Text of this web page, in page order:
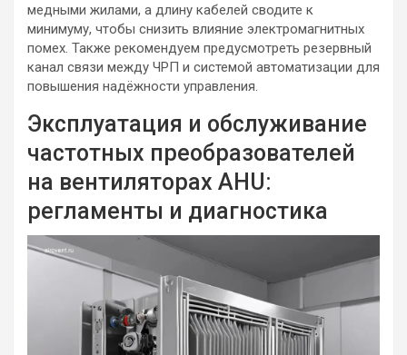
медными жилами, а длину кабелей сводите к
минимуму, чтобы снизить влияние электромагнитных
помех. Также рекомендуем предусмотреть резервный
канал связи между ЧРП и системой автоматизации для
повышения надёжности управления.
Эксплуатация и обслуживание
частотных преобразователей
на вентиляторах AHU:
регламенты и диагностика